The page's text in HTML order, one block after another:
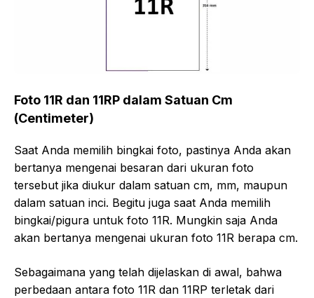
Foto 11R dan 11RP dalam Satuan Cm
(Centimeter)
Saat Anda memilih bingkai foto, pastinya Anda akan
bertanya mengenai besaran dari ukuran foto
tersebut jika diukur dalam satuan cm, mm, maupun
dalam satuan inci. Begitu juga saat Anda memilih
bingkai/pigura untuk foto 11R. Mungkin saja Anda
akan bertanya mengenai ukuran foto 11R berapa cm.
Sebagaimana yang telah dijelaskan di awal, bahwa
perbedaan antara foto 11R dan 11RP terletak dari